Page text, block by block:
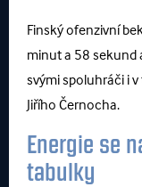
Finský ofenzivní
minut a 58 sekund
svými spoluhráči i
Jiřího Černocha.
Energie se
tabulky